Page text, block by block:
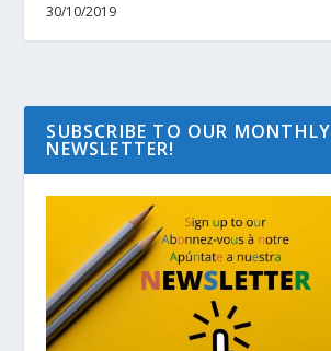
30/10/2019
SUBSCRIBE TO OUR MONTHLY
NEWSLETTER!